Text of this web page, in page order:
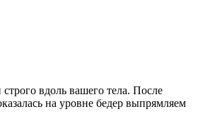
вдоль вашего тела. После
на уровне бедер выпрямляем